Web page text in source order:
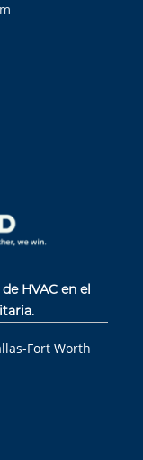
HVAC en el
Fort Worth